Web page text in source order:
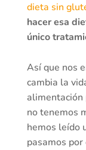
dieta sin
hacer esa
único
Así que nos
cambia la
alimentación
no tenemos
hemos leído
pasamos